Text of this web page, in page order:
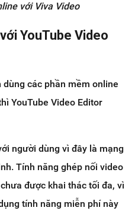
với Viva Video
YouTube Video
các phần mềm online
YouTube Video Editor
người dùng vì đây là mạng
Tính năng ghép nối video
được khai thác tối đa, vì
tính năng miễn phí này